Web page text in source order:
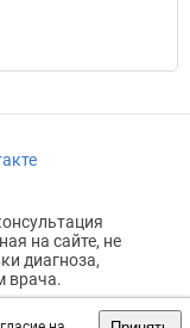
на сайте, не
диагноза,
врача.